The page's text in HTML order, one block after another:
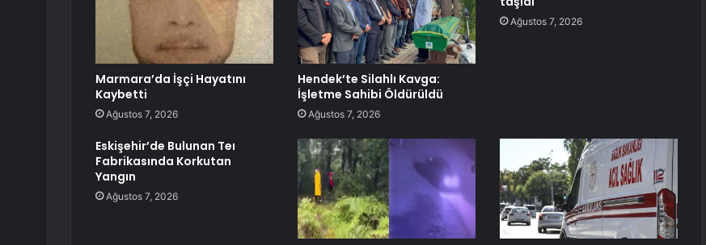
Marmara’da İşçi Hayatını
Kaybetti
Ağustos 7, 2026
Hendek’te Silahlı Kavga:
İşletme Sahibi Öldürüldü
Ağustos 7, 2026
Ağustos 7, 2026
Eskişehir’de Bulunan Teı
Fabrikasında Korkutan
Yangın
Ağustos 7, 2026